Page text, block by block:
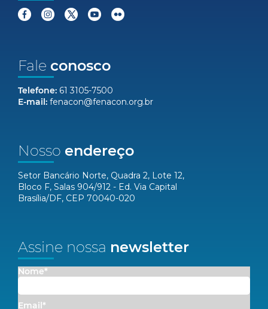
Fale conosco
Telefone: 61 3105-7500
E-mail: fenacon@fenacon.org.br
Nosso endereço
Setor Bancário Norte, Quadra 2, Lote 12,
Bloco F, Salas 904/912 - Ed. Via Capital
Brasília/DF, CEP 70040-020
Assine nossa newsletter
Nome*
Email*